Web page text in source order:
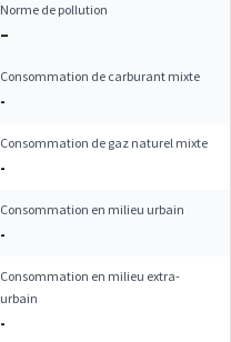
Norme de pollution
–
Consommation de carburant mixte
-
Consommation de gaz naturel mixte
-
Consommation en milieu urbain
-
Consommation en milieu extra-
urbain
-